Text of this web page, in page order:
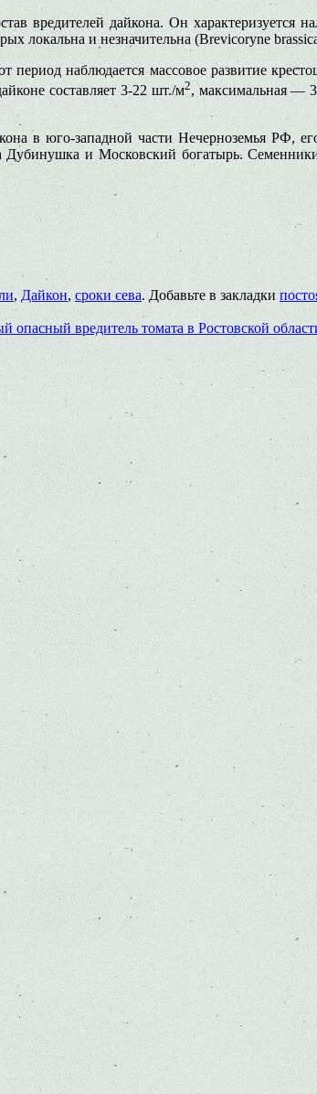
вредителей дайкона. Он характеризуется
локальна и незначительна (Brevicoryne
период наблюдается массовое развитие
составляет 3-22 шт./м2, максимальная —
в юго-западной части Нечерноземья РФ,
и Московский богатырь.
,Дайкон, сроки сева. Добавьте в закладки
вредитель томата в Ростовской